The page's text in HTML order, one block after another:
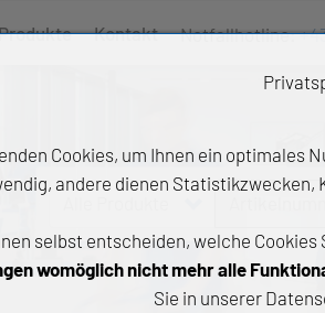
Kontakt Notfallhotline:
Alle Produkte
Wälz- und Gleitlager
Cookies, um Ihnen ein optimales
andere dienen
selbst entscheiden, welche Cookies
womöglich nicht mehr alle
Sie in unserer